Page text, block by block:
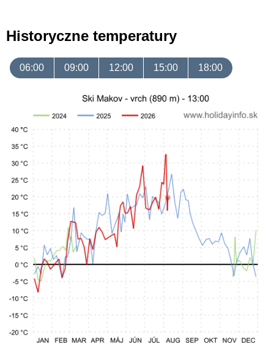
Historyczne temperatury
06:00 09:00 12:00 15:00 18:00